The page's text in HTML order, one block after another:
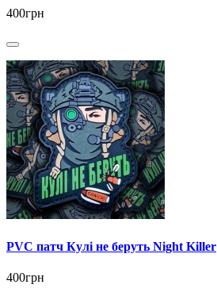
400грн
PVC патч Кулі не беруть Night Killer
400грн